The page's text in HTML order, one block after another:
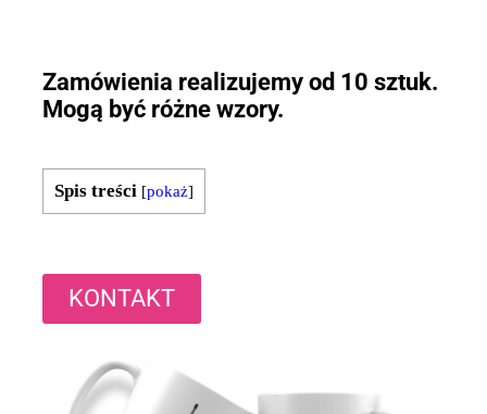
Zamówienia realizujemy od 10 sztuk.
Mogą być różne wzory.
Spis treści [pokaż]
KONTAKT